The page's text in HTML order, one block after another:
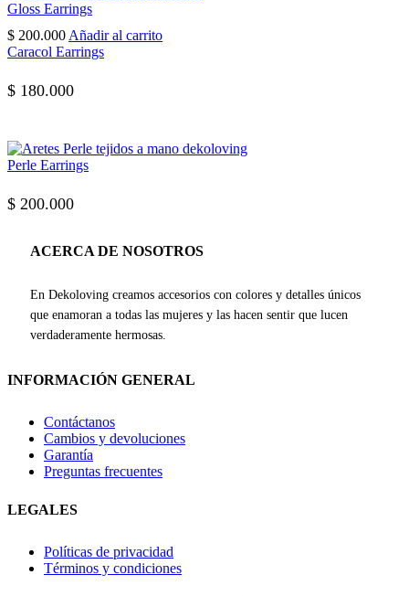
Gloss Earrings
$ 200.000 Añadir al carrito
Caracol Earrings
$ 180.000
Perle Earrings
$ 200.000
ACERCA DE NOSOTROS
En Dekoloving creamos accesorios con colores y detalles únicos
que enamoran a todas las mujeres y las hacen sentir que lucen
verdaderamente hermosas.
INFORMACIÓN GENERAL
Contáctanos
Cambios y devoluciones
Garantía
Preguntas frecuentes
LEGALES
Políticas de privacidad
Términos y condiciones